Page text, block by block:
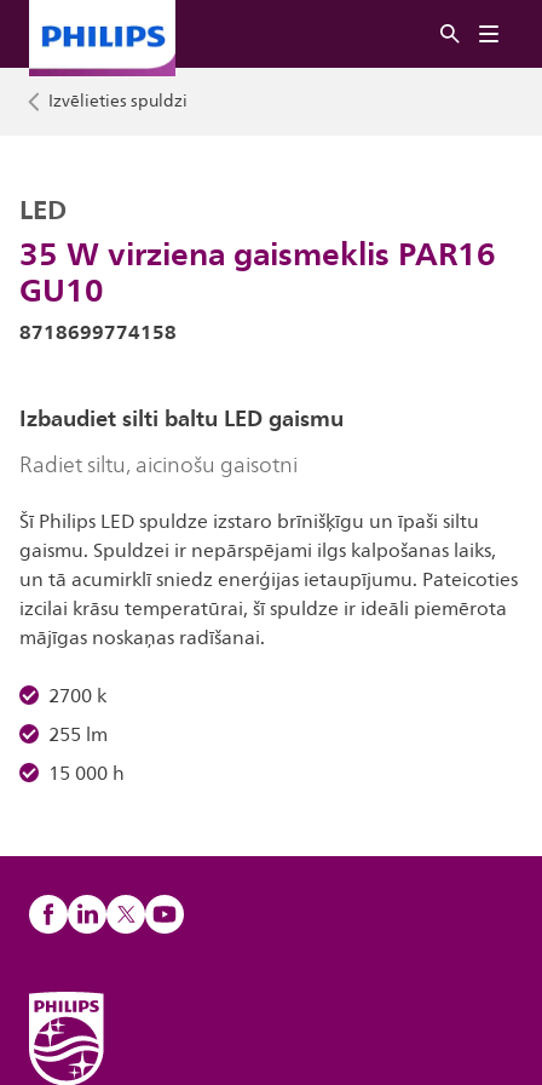
Izvēlieties spuldzi
35 W virziena gaismeklis PAR16
GU10
LED
8718699774158
Izbaudiet silti baltu LED gaismu
Radiet siltu, aicinošu gaisotni
Šī Philips LED spuldze izstaro brīnišķīgu un īpaši siltu
gaismu. Spuldzei ir nepārspējami ilgs kalpošanas laiks,
un tā acumirklī sniedz enerģijas ietaupījumu. Pateicoties
izcilai krāsu temperatūrai, šī spuldze ir ideāli piemērota
mājīgas noskaņas radīšanai.
2700 k
255 lm
15 000 h